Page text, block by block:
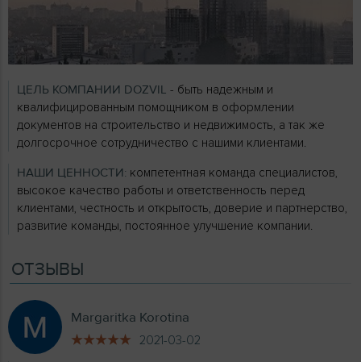
ЦЕЛЬ КОМПАНИИ DOZVIL - быть надежным и
квалифицированным помощником в оформлении
документов на строительство и недвижимость, а так же
долгосрочное сотрудничество с нашими клиентами.
НАШИ ЦЕННОСТИ: компетентная команда специалистов,
высокое качество работы и ответственность перед
клиентами, честность и открытость, доверие и партнерство,
развитие команды, постоянное улучшение компании.
ОТЗЫВЫ
Margaritka Korotina
2021-03-02